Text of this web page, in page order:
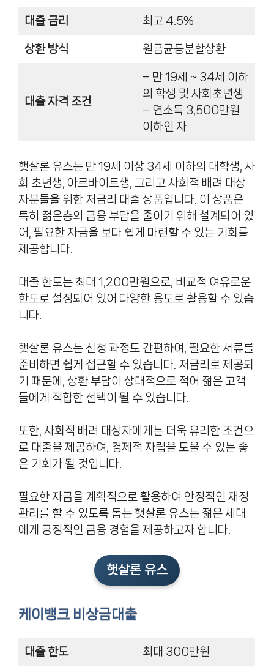
대출 금리 최고 4.5%
상환 방식 원금균등분할상환
대출 자격 조건
– 만 19세 ~ 34세 이하
의 학생 및 사회초년생
– 연소득 3,500만원
이하인 자
햇살론 유스는 만 19세 이상 34세 이하의 대학생, 사
회 초년생, 아르바이트생, 그리고 사회적 배려 대상
자분들을 위한 저금리 대출 상품입니다. 이 상품은
특히 젊은층의 금융 부담을 줄이기 위해 설계되어 있
어, 필요한 자금을 보다 쉽게 마련할 수 있는 기회를
제공합니다.
대출 한도는 최대 1,200만원으로, 비교적 여유로운
한도로 설정되어 있어 다양한 용도로 활용할 수 있습
니다.
햇살론 유스는 신청 과정도 간편하여, 필요한 서류를
준비하면 쉽게 접근할 수 있습니다. 저금리로 제공되
기 때문에, 상환 부담이 상대적으로 적어 젊은 고객
들에게 적합한 선택이 될 수 있습니다.
또한, 사회적 배려 대상자에게는 더욱 유리한 조건으
로 대출을 제공하여, 경제적 자립을 도울 수 있는 좋
은 기회가 될 것입니다.
필요한 자금을 계획적으로 활용하여 안정적인 재정
관리를 할 수 있도록 돕는 햇살론 유스는 젊은 세대
에게 긍정적인 금융 경험을 제공하고자 합니다.
햇살론 유스
케이뱅크 비상금대출
대출 한도 최대 300만원